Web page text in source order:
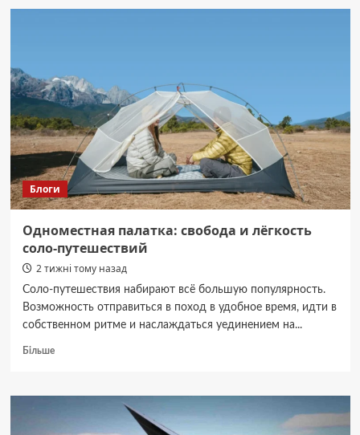
Зірвано
затримано
агента
Блоги
Одноместная палатка: свобода и лёгкость
соло-путешествий
2 тижні тому назад
Соло-путешествия набирают всё большую популярность.
Возможность отправиться в поход в удобное время, идти в
собственном ритме и наслаждаться уединением на...
БільшеДокладніше
палатка: